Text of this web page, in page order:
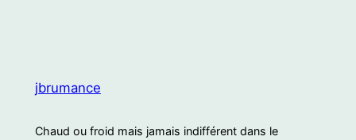
jbrumance
Chaud ou froid mais jamais indifférent dans le